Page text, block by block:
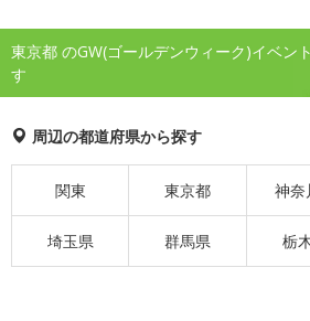
東京都 のGW(ゴールデンウィーク)イベン
す
周辺の都道府県から探す
関東 東京都 神奈
埼玉県 群馬県 栃